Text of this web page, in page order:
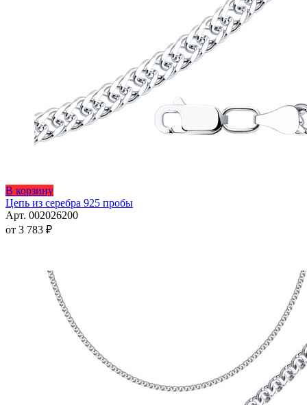
В корзинуЭтот
товар
имеет
выбрать
на
странице
товара.
Цепь из серебра 925 пробы
Арт. 002026200
от 3 783 ₽